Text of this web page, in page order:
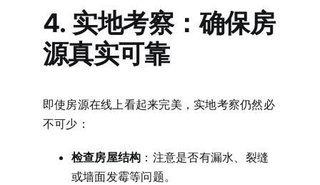
4. 实地考察：确保房
源真实可靠
即使房源在线上看起来完美，实地考察仍然必
不可少：
检查房屋结构 ：注意是否有漏水、裂缝
或墙面发霉等问题。